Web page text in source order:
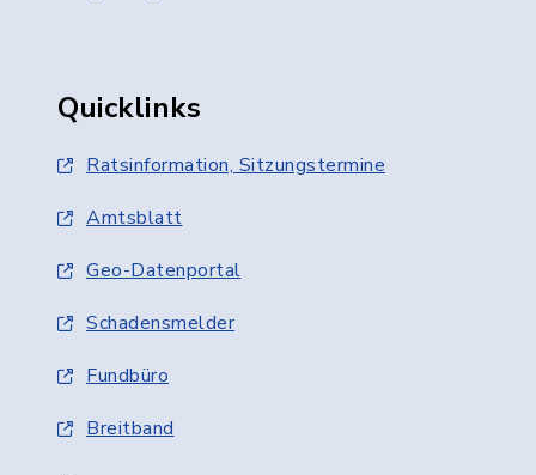
Quicklinks
Ratsinformation, Sitzungstermine
Amtsblatt
Geo-Datenportal
Schadensmelder
Fundbüro
Breitband